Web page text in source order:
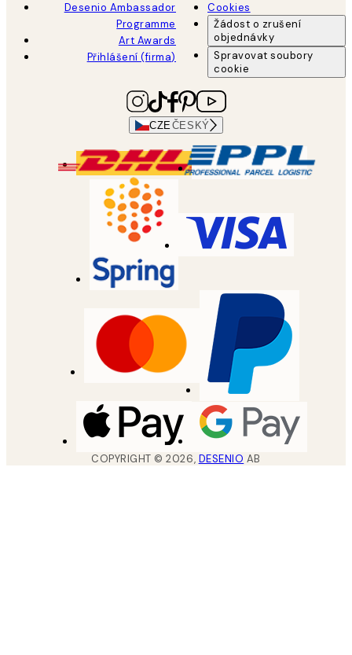
Desenio Ambassador
Programme
Art Awards
Přihlášení (firma)
Cookies
Žádost o zrušení
objednávky
Spravovat soubory
cookie
CZE ČESKÝ
COPYRIGHT ©2026, DESENIO AB